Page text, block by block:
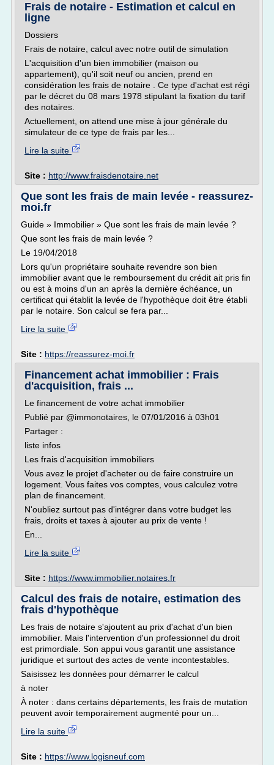
Frais de notaire - Estimation et calcul en
ligne
Dossiers
Frais de notaire, calcul avec notre outil de simulation
L'acquisition d'un bien immobilier (maison ou
appartement), qu'il soit neuf ou ancien, prend en
considération les frais de notaire . Ce type d'achat est régi
par le décret du 08 mars 1978 stipulant la fixation du tarif
des notaires.
Actuellement, on attend une mise à jour générale du
simulateur de ce type de frais par les...
Lire la suite
Site : http://www.fraisdenotaire.net
Que sont les frais de main levée - reassurez-
moi.fr
Guide » Immobilier » Que sont les frais de main levée ?
Que sont les frais de main levée ?
Le 19/04/2018
Lors qu'un propriétaire souhaite revendre son bien
immobilier avant que le remboursement du crédit ait pris fin
ou est à moins d'un an après la dernière échéance, un
certificat qui établit la levée de l'hypothèque doit être établi
par le notaire. Son calcul se fera par...
Lire la suite
Site : https://reassurez-moi.fr
Financement achat immobilier : Frais
d'acquisition, frais ...
Le financement de votre achat immobilier
Publié par @immonotaires, le 07/01/2016 à 03h01
Partager :
liste infos
Les frais d'acquisition immobiliers
Vous avez le projet d'acheter ou de faire construire un
logement. Vous faites vos comptes, vous calculez votre
plan de financement.
N'oubliez surtout pas d'intégrer dans votre budget les
frais, droits et taxes à ajouter au prix de vente !
En...
Lire la suite
Site : https://www.immobilier.notaires.fr
Calcul des frais de notaire, estimation des
frais d'hypothèque
Les frais de notaire s'ajoutent au prix d'achat d'un bien
immobilier. Mais l'intervention d'un professionnel du droit
est primordiale. Son appui vous garantit une assistance
juridique et surtout des actes de vente incontestables.
Saisissez les données pour démarrer le calcul
à noter
À noter : dans certains départements, les frais de mutation
peuvent avoir temporairement augmenté pour un...
Lire la suite
Site : https://www.logisneuf.com